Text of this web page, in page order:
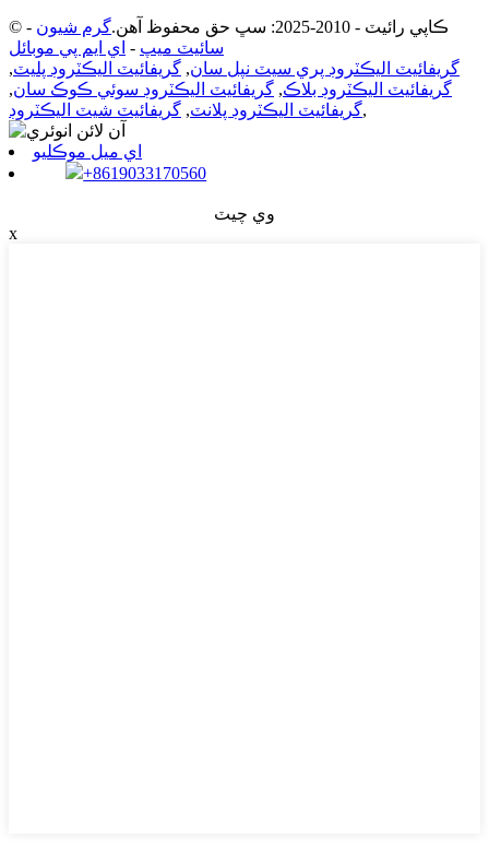
© ڪاپي رائيٽ - 2010-2025: سڀ حق محفوظ آهن. گرم شيون -
سائيٽ ميپ - اي ايم پي موبائل
گريفائيٽ اليڪٽروڊ پري سيٽ نپل سان, گريفائيٽ اليڪٽروڊ پليٽ,
گريفائيٽ اليڪٽروڊ بلاڪ, گريفائيٽ اليڪٽروڊ سوئي ڪوڪ سان,
گريفائيٽ اليڪٽروڊ پلانٽ, گريفائيٽ شيٽ اليڪٽروڊ ,
اي ميل موڪليو
+8619033170560
وي چيٽ
x